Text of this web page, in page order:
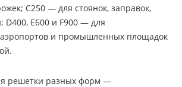
C250 — для стоянок, заправок,
D400, E600 и F900 — для
аэропортов и промышленных площадок
решетки разных форм —